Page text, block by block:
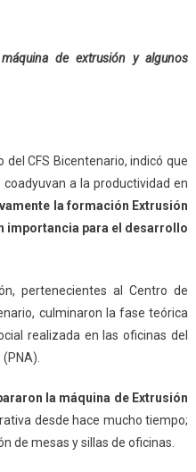
de extrusión y algunos
CFS Bicentenario, indicó que
a la productividad en
la formación Extrusión
importancia para el desarrollo
pertenecientes al Centro de
culminaron la fase teórica
realizada en las oficinas del
la máquina de Extrusión
desde hace mucho tiempo;
de mesas y sillas de oficinas.